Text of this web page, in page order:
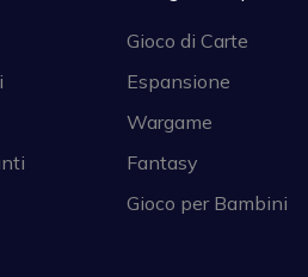
Gioco di Carte
Espansione
Wargame
Fantasy
Gioco per Bambini